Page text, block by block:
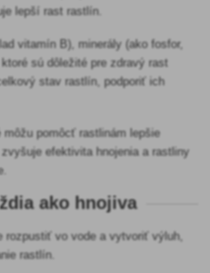
lepší rast rastlín.
vitamín B), minerály (ako fosfor,
sú dôležité pre zdravý rast
stav rastlín, podporiť ich
môžu pomôcť rastlinám lepšie
efektivita hnojenia a rastliny
ako hnojiva
rozpustiť vo vode a vytvoriť výluh,
rastlín.